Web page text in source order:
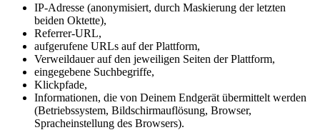
IP-Adresse (anonymisiert, durch Maskierung der letzten
beiden Oktette),
Referrer-URL,
aufgerufene URLs auf der Plattform,
Verweildauer auf den jeweiligen Seiten der Plattform,
eingegebene Suchbegriffe,
Klickpfade,
Informationen, die von Deinem Endgerät übermittelt werden
(Betriebssystem, Bildschirmauflösung, Browser,
Spracheinstellung des Browsers).